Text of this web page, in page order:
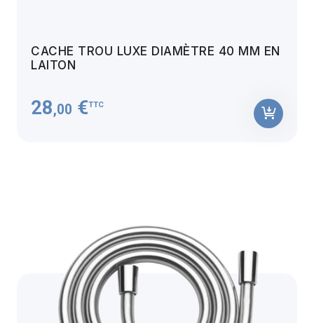
CACHE TROU LUXE DIAMÈTRE 40 MM EN
LAITON
28,00 €TTC